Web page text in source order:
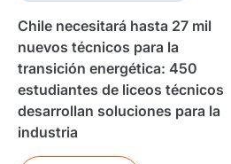
Chile necesitará hasta 27 mil
nuevos técnicos para la
transición energética: 450
estudiantes de liceos técnicos
desarrollan soluciones para la
industria